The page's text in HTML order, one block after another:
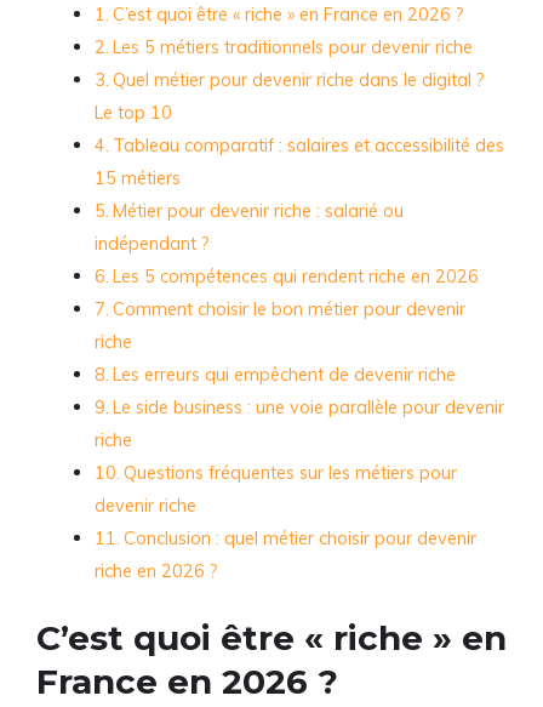
C’est quoi être « riche » en France en 2026 ?
Les 5 métiers traditionnels pour devenir riche
Quel métier pour devenir riche dans le digital ?
Le top 10
Tableau comparatif : salaires et accessibilité des
15 métiers
Métier pour devenir riche : salarié ou
indépendant ?
Les 5 compétences qui rendent riche en 2026
Comment choisir le bon métier pour devenir
riche
Les erreurs qui empêchent de devenir riche
Le side business : une voie parallèle pour devenir
riche
Questions fréquentes sur les métiers pour
devenir riche
Conclusion : quel métier choisir pour devenir
riche en 2026 ?
C’est quoi être « riche » en
France en 2026 ?